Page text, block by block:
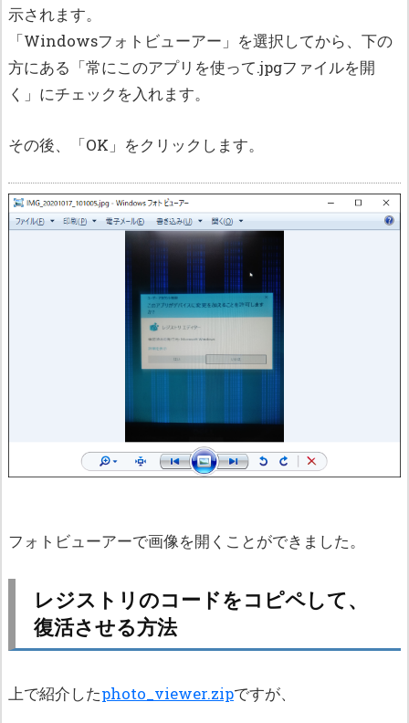
示されます。
「Windowsフォトビューアー」を選択してから、下の
方にある「常にこのアプリを使って.jpgファイルを開
く」にチェックを入れます。
その後、「OK」をクリックします。
フォトビューアーで画像を開くことができました。
レジストリのコードをコピペして、
復活させる方法
上で紹介したphoto_viewer.zipですが、